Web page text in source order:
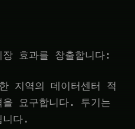
효과를 창출합니다:
지역의 데이터센터 적
요구합니다. 투기는
니다.